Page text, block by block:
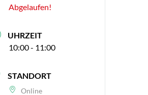
Abgelaufen!
UHRZEIT
10:00 - 11:00
STANDORT
Online